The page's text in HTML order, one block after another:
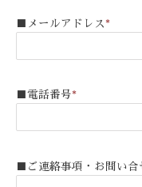
■メールアドレス*
■電話番号*
■ご連絡事項・お問い合